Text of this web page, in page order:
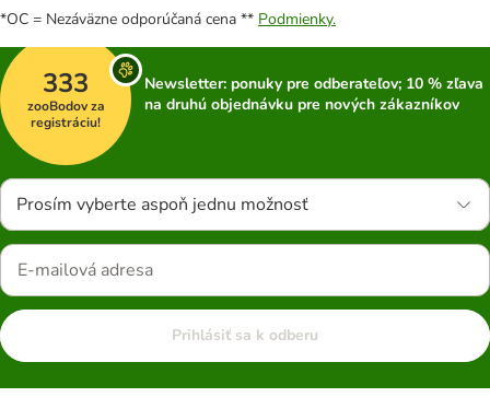
*OC = Nezáväzne odporúčaná cena ** Podmienky.
333
zooBodov za
registráciu!
Newsletter: ponuky pre odberateľov; 10 % zľava
na druhú objednávku pre nových zákazníkov
Prosím vyberte aspoň jednu možnosť
Prihlásiť sa k odberu